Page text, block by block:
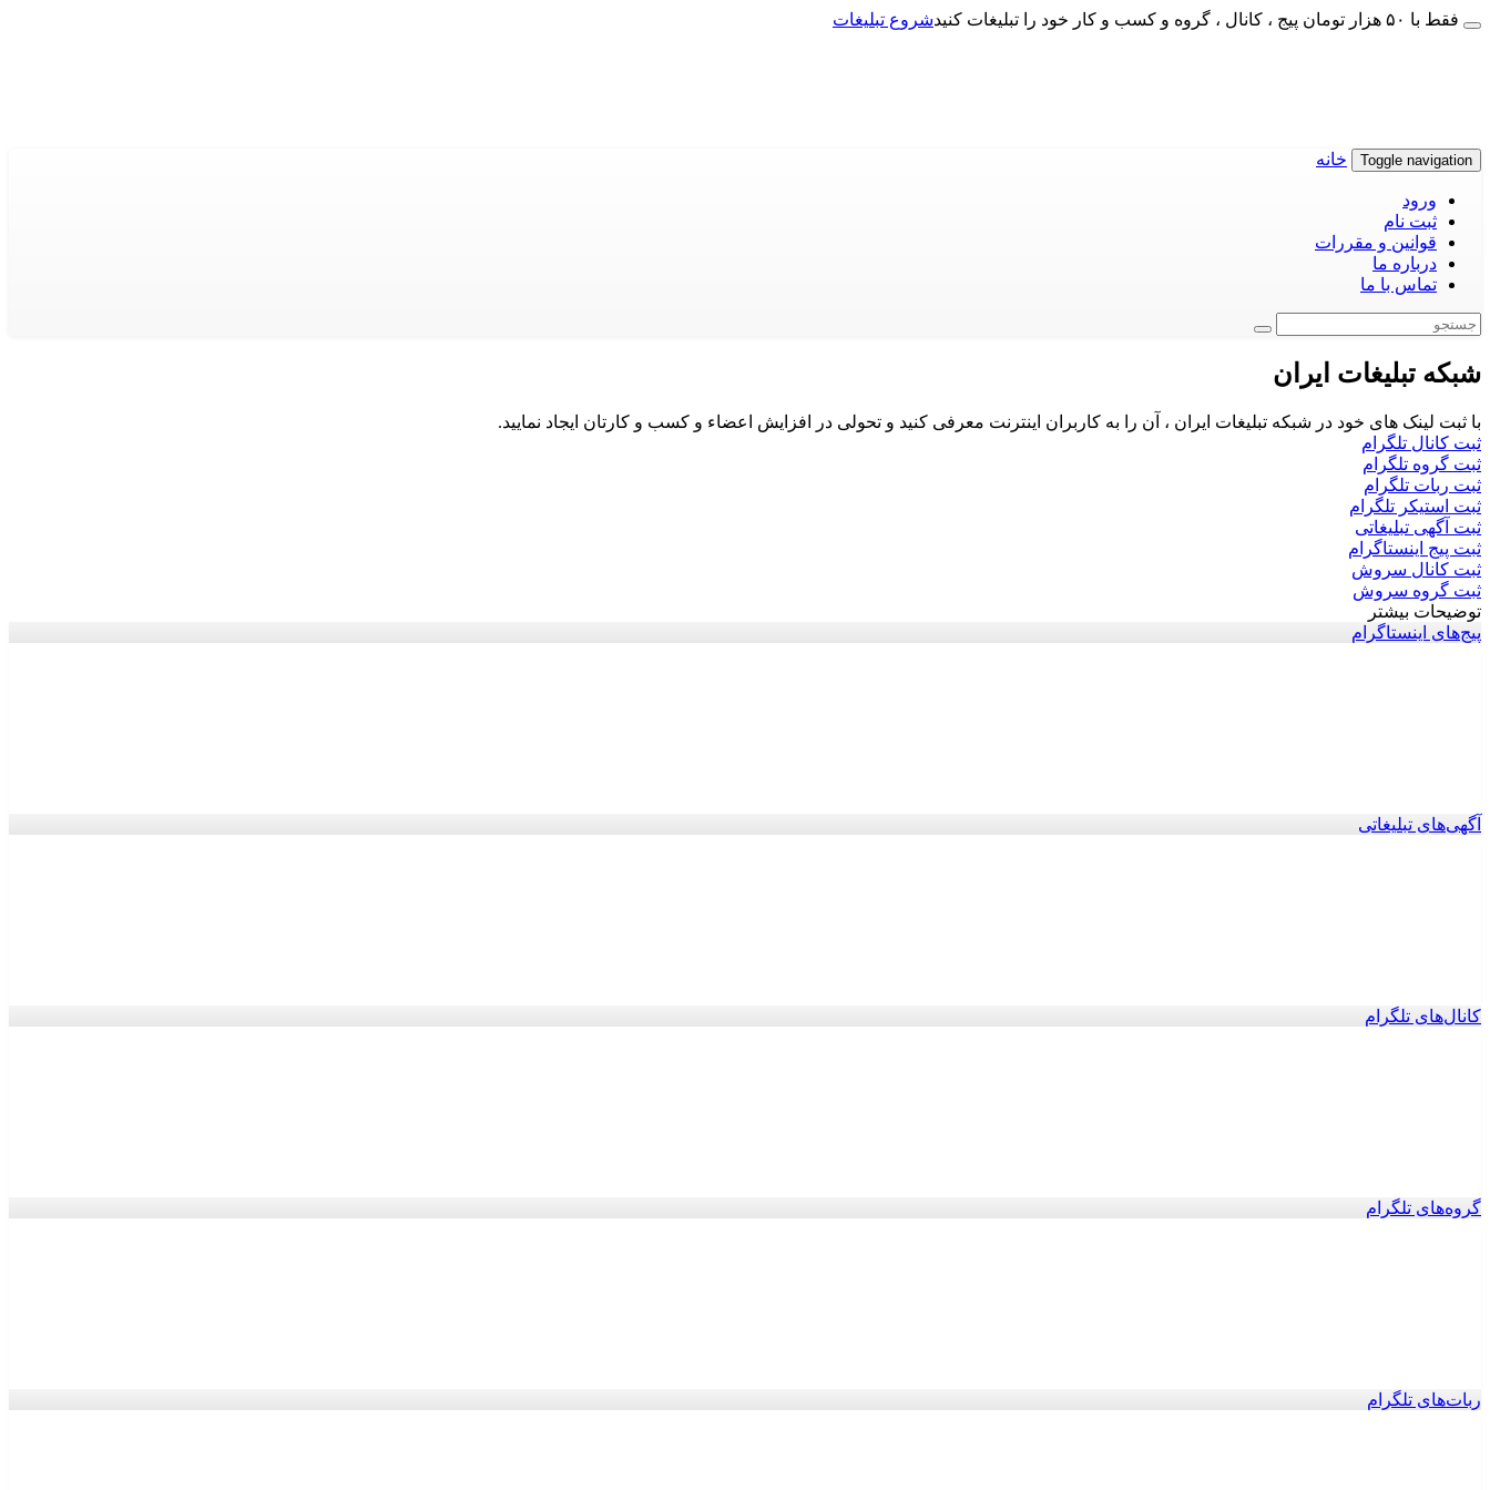
فقط با ۵۰ هزار تومان پیج ، کانال ، گروه و کسب و کار خود را تبلیغات کنید شروع تبلیغات
Toggle navigation خانه
ورود
ثبت نام
قوانین و مقررات
درباره ما
تماس با ما
شبکه تبلیغات ایران
با ثبت لینک های خود در شبکه تبلیغات ایران ، آن را به کاربران اینترنت معرفی کنید و تحولی در افزایش اعضاء و کسب و کارتان ایجاد نمایید.
ثبت کانال تلگرام
ثبت گروه تلگرام
ثبت ربات تلگرام
ثبت استیکر تلگرام
ثبت آگهی تبلیغاتی
ثبت پیج اینستاگرام
ثبت کانال سروش
ثبت گروه سروش
توضیحات بیشتر
پیج‌های اینستاگرام
آگهی‌های تبلیغاتی
کانال‌های تلگرام
گروه‌های تلگرام
ربات‌های تلگرام